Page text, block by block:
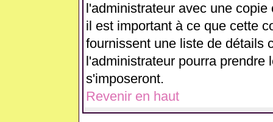
l'administrateur avec une
il est important à ce que cette
fournissent une liste de détails
l'administrateur pourra prendre
s'imposeront.
Revenir en haut